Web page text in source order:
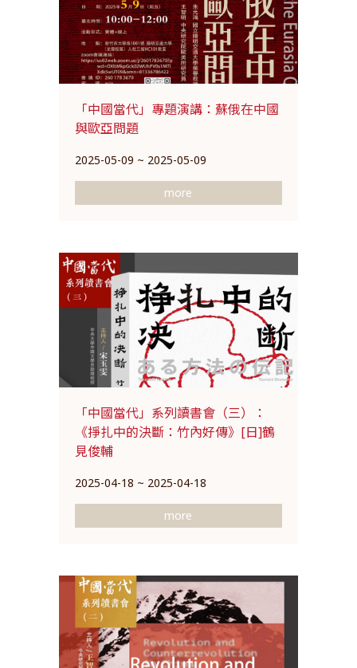
「中國當代」專題演講：蘇俄在中國
與歐亞問題
2025-05-09 ~ 2025-05-09
more
「中國當代」系列讀書會（三）：
《掙扎中的決斷：竹內好傳》[日]鶴
見俊輔
2025-04-18 ~ 2025-04-18
more